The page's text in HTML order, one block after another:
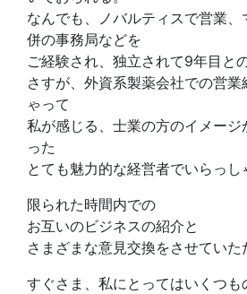
なんでも、ノバルティスで営業
併の事務局などを
ご経験され、独立されて9年目と
さすが、外資系製薬会社での営
ゃって
私が感じる、士業の方のイメージ
った
とても魅力的な経営者でいらっし
限られた時間内での
お互いのビジネスの紹介と
さまざまな意見交換をさせていた
すぐさま、私にとってはいくつも